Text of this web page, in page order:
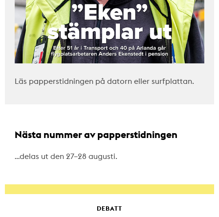
Läs papperstidningen på datorn eller surfplattan.
Nästa nummer av papperstidningen
…delas ut den 27–28 augusti.
DEBATT